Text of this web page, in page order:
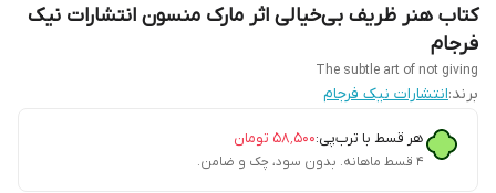
کتاب هنر ظریف بی‌خیالی اثر مارک منسون انتشارات نیک
فرجام
The subtle art of not giving
برند:انتشارات نیک فرجام
هر قسط با ترب‌پی:۵۸٬۵۰۰ تومان
۴ قسط ماهانه. بدون سود، چک و ضامن.